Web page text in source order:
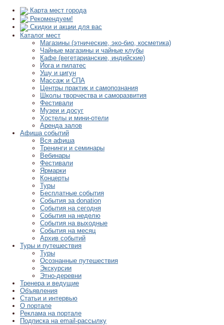
Карта мест города
Рекомендуем!
Скидки и акции для вас
Каталог мест
Магазины (этнические, эко-био, косметика)
Чайные магазины и чайные клубы
Кафе (вегетарианские, индийские)
Йога и пилатес
Ушу и цигун
Массаж и СПА
Центры практик и самопознания
Школы творчества и саморазвития
Фестивали
Музеи и досуг
Хостелы и мини-отели
Аренда залов
Афиша событий
Вся афиша
Тренинги и семинары
Вебинары
Фестивали
Ярмарки
Концерты
Туры
Бесплатные события
События за donation
События на сегодня
События на неделю
События на выходные
События на месяц
Архив событий
Туры и путешествия
Туры
Осознанные путешествия
Экскурсии
Этно-деревни
Тренера и ведущие
Объявления
Статьи и интервью
О портале
Реклама на портале
Подписка на email-рассылку